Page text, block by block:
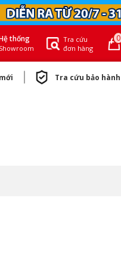
thống
Tra cứu
đơn hàng
0
Tra cứu bảo hành